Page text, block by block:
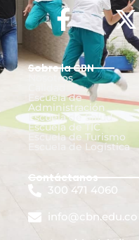
Sobre la CBN
Nosotros
Escuela de
Administración
Escuela de Salud
Escuela de TIC
Escuela de Turismo
Escuela de Logística
Contáctanos
300 471 4060
info@cbn.edu.co